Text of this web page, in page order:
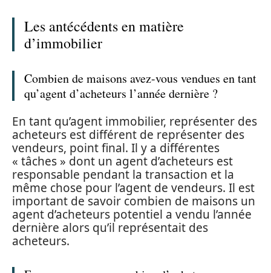
Les antécédents en matière
d’immobilier
Combien de maisons avez-vous vendues en tant
qu’agent d’acheteurs l’année dernière ?
En tant qu’agent immobilier, représenter des
acheteurs est différent de représenter des
vendeurs, point final. Il y a différentes
« tâches » dont un agent d’acheteurs est
responsable pendant la transaction et la
même chose pour l’agent de vendeurs. Il est
important de savoir combien de maisons un
agent d’acheteurs potentiel a vendu l’année
dernière alors qu’il représentait des
acheteurs.